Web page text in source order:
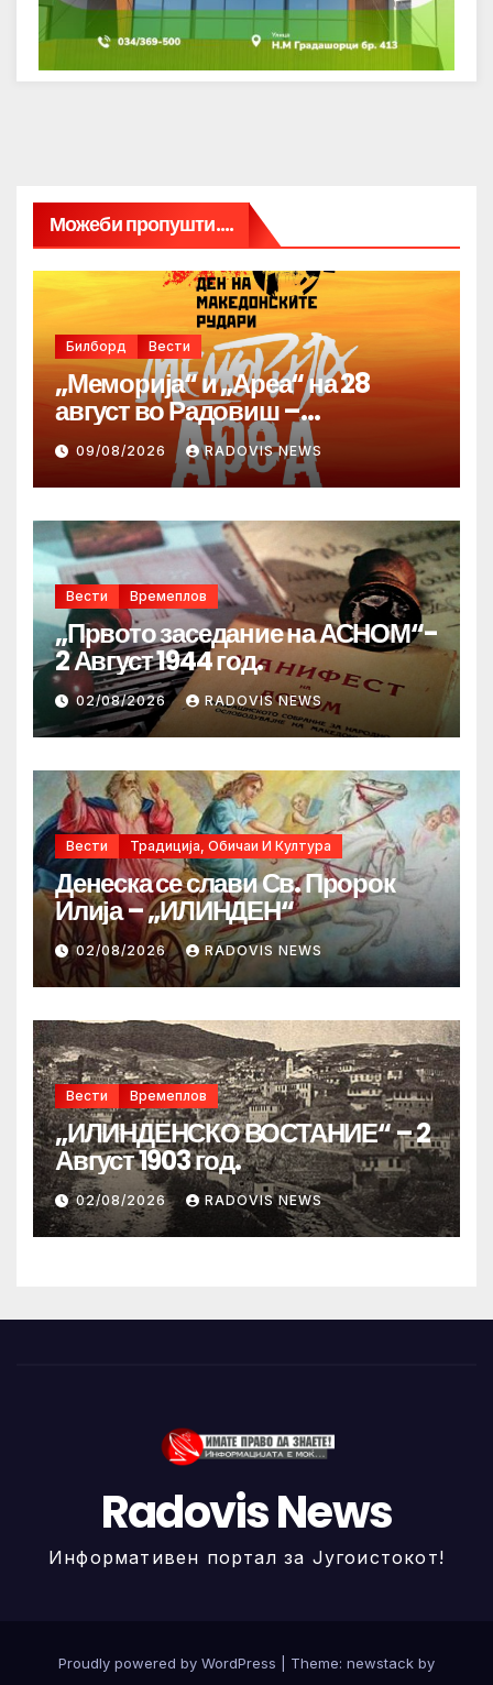
Можеби пропушти....
Билборд Вести
„Меморија“ и „Ареа“ на 28
август во Радовиш –
продолжува традицијата за
Денот на македонските рудари
09/08/2026 RADOVIS NEWS
Вести Времеплов
„Првото заседание на АСНОМ“-
2 Август 1944 год.
02/08/2026 RADOVIS NEWS
Вести Традиција, Обичаи И Култура
Денеска се слави Св. Пророк
Илија – „ИЛИНДЕН“
02/08/2026 RADOVIS NEWS
Вести Времеплов
„ИЛИНДЕНСКО ВОСТАНИЕ“ – 2
Август 1903 год.
02/08/2026 RADOVIS NEWS
Radovis News
Информативен портал за Југоистокот!
Proudly powered by WordPress
Theme: newstack by